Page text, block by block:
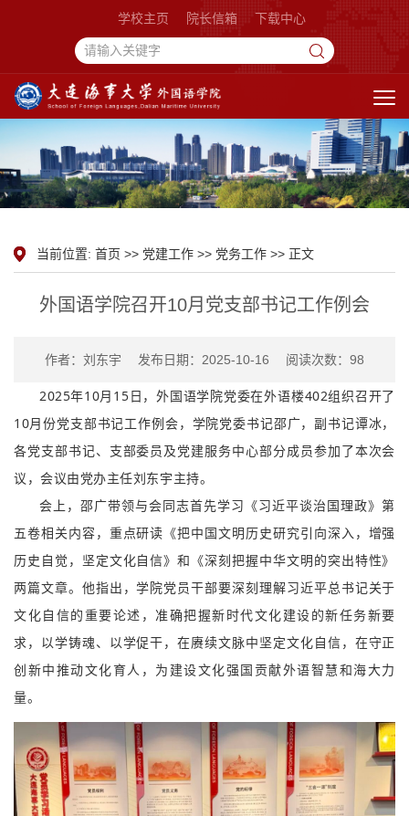
学校主页 院长信箱 下载中心
当前位置: 首页 >> 党建工作 >> 党务工作 >> 正文
外国语学院召开10月党支部书记工作例会
作者：刘东宇 发布日期：2025-10-16 阅读次数： 98
2025年10月15日，外国语学院党委在外语楼402组织召开了
10月份党支部书记工作例会，学院党委书记邵广，副书记谭冰，
各党支部书记、支部委员及党建服务中心部分成员参加了本次会
议，会议由党办主任刘东宇主持。
会上，邵广带领与会同志首先学习《习近平谈治国理政》第
五卷相关内容，重点研读《把中国文明历史研究引向深入，增强
历史自觉，坚定文化自信》和《深刻把握中华文明的突出特性》
两篇文章。他指出，学院党员干部要深刻理解习近平总书记关于
文化自信的重要论述，准确把握新时代文化建设的新任务新要
求，以学铸魂、以学促干，在赓续文脉中坚定文化自信，在守正
创新中推动文化育人，为建设文化强国贡献外语智慧和海大力
量。